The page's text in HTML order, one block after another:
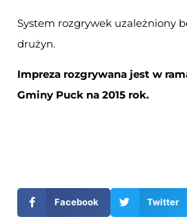
System rozgrywek uzależniony
drużyn.
Impreza rozgrywana jest w
Gminy Puck na 2015 rok.
nowym
oknie
Facebook Twitter